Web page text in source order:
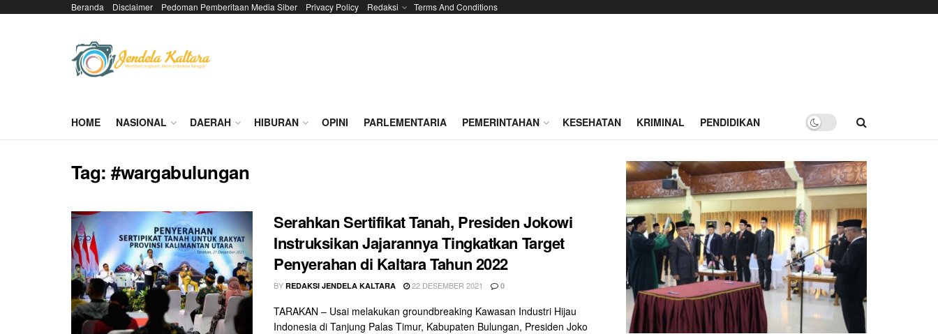
Beranda Disclaimer Pedoman Pemberitaan Media Siber Privacy Policy Redaksi Terms And Conditions
HOME NASIONAL DAERAH HIBURAN OPINI PARLEMENTARIA PEMERINTAHAN KESEHATAN KRIMINAL PENDIDIKAN
Tag:#wargabulungan
Serahkan Sertifikat Tanah, Presiden Jokowi
Instruksikan Jajarannya Tingkatkan Target
Penyerahan di Kaltara Tahun 2022
BY REDAKSI JENDELA KALTARA 22 DESEMBER 2021 0
TARAKAN – Usai melakukan groundbreaking Kawasan Industri Hijau
Indonesia di Tanjung Palas Timur, Kabupaten Bulungan, Presiden Joko